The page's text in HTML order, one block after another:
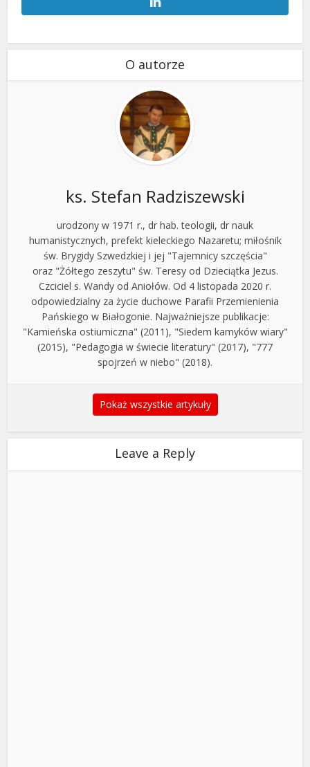
O autorze
ks. Stefan Radziszewski
urodzony w 1971 r., dr hab. teologii, dr nauk
humanistycznych, prefekt kieleckiego Nazaretu; miłośnik
św. Brygidy Szwedzkiej i jej "Tajemnicy szczęścia"
oraz "Żółtego zeszytu" św. Teresy od Dzieciątka Jezus.
Czciciel s. Wandy od Aniołów. Od 4 listopada 2020 r.
odpowiedzialny za życie duchowe Parafii Przemienienia
Pańskiego w Białogonie. Najważniejsze publikacje:
"Kamieńska ostiumiczna" (2011), "Siedem kamyków wiary"
(2015), "Pedagogia w świecie literatury" (2017), "777
spojrzeń w niebo" (2018).
Pokaż wszystkie artykuły
Leave a Reply